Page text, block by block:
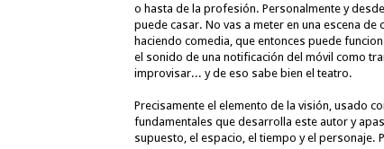
o hasta de la profesión. Personalmente y
puede casar. No vas a meter en una escena
haciendo comedia, que entonces puede
el sonido de una notificación del móvil como
improvisar... y de eso sabe bien el teatro.
Precisamente el elemento de la visión, usado
fundamentales que desarrolla este autor y
supuesto, el espacio, el tiempo y el personaje.